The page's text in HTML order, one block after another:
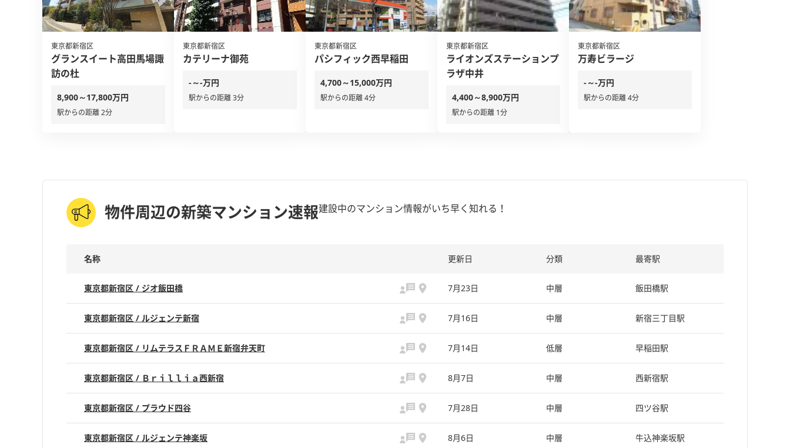
東京都新宿区
グランスイート高田馬場諏
訪の杜
8,900～17,800万円
駅からの距離 2分
東京都新宿区
カテリーナ御苑
-～-万円
駅からの距離 3分
東京都新宿区
パシフィック西早稲田
4,700～15,000万円
駅からの距離 4分
東京都新宿区
ライオンズステーションプ
ラザ中井
4,400～8,900万円
駅からの距離 1分
東京都新宿区
万寿ビラージ
-～-万円
駅からの距離 4分
物件周辺の新築マンション速報建設中のマンション情報がいち早く知れる！
名称 更新日 分類 最寄駅
東京都新宿区 / ジオ飯田橋 7月23日 中層 飯田橋駅
東京都新宿区 / ルジェンテ新宿 7月16日 中層 新宿三丁目駅
東京都新宿区 / リムテラスＦＲＡＭＥ新宿弁天町 7月14日 低層 早稲田駅
東京都新宿区 / Ｂｒｉｌｌｉａ西新宿 8月7日 中層 西新宿駅
東京都新宿区 / プラウド四谷 7月28日 中層 四ツ谷駅
東京都新宿区 / ルジェンテ神楽坂 8月6日 中層 牛込神楽坂駅